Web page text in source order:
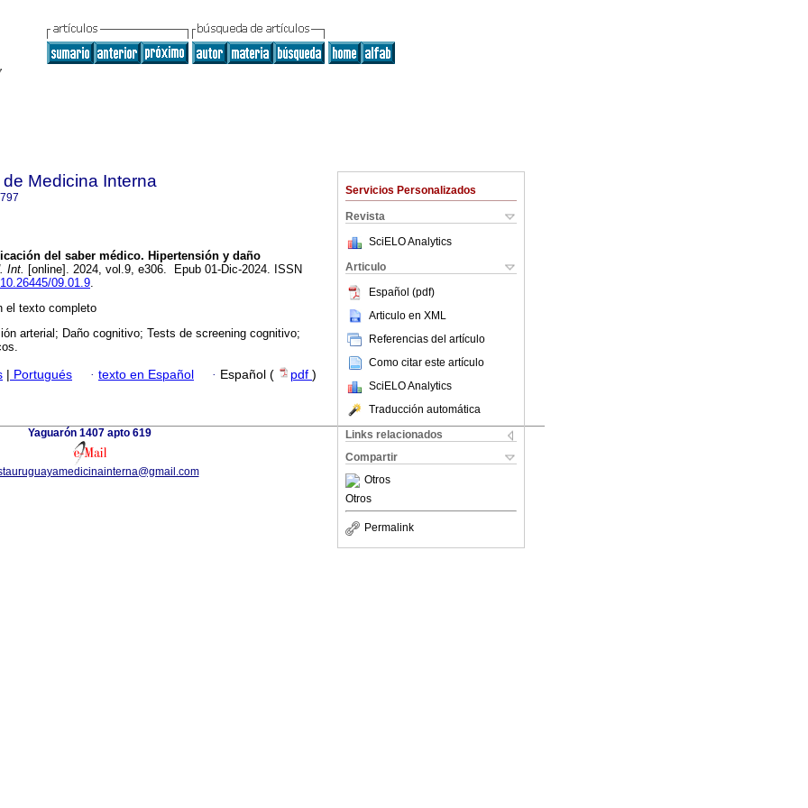
Servicios Personalizados
Revista
SciELO Analytics
Articulo
Español (pdf)
Articulo en XML
Referencias del artículo
Como citar este artículo
SciELO Analytics
Traducción automática
Links relacionados
Compartir
Otros
Otros
Permalink
Medicina Interna
del saber médico. Hipertensión y daño
Int. [online]. 2024, vol.9, e306. Epub 01-Dic-2024. ISSN
09.01.9.
el texto completo
arterial; Daño cognitivo; Tests de screening cognitivo;
| Portugués · texto en Español · Español ( pdf )
Yaguarón 1407 apto 619